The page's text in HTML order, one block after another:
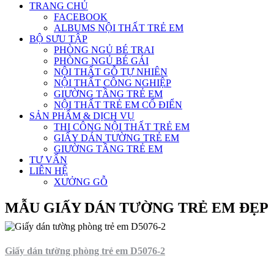
TRANG CHỦ
FACEBOOK
ALBUMS NỘI THẤT TRẺ EM
BỘ SƯU TẬP
PHÒNG NGỦ BÉ TRAI
PHÒNG NGỦ BÉ GÁI
NỘI THẤT GỖ TỰ NHIÊN
NỘI THẤT CÔNG NGHIỆP
GIƯỜNG TẦNG TRẺ EM
NỘI THẤT TRẺ EM CỔ ĐIỂN
SẢN PHẨM & DỊCH VỤ
THI CÔNG NỘI THẤT TRẺ EM
GIẤY DÁN TƯỜNG TRẺ EM
GIƯỜNG TẦNG TRẺ EM
TƯ VẤN
LIÊN HỆ
XƯỞNG GỖ
MẪU GIẤY DÁN TƯỜNG TRẺ EM ĐẸP
Giấy dán tường phòng trẻ em D5076-2